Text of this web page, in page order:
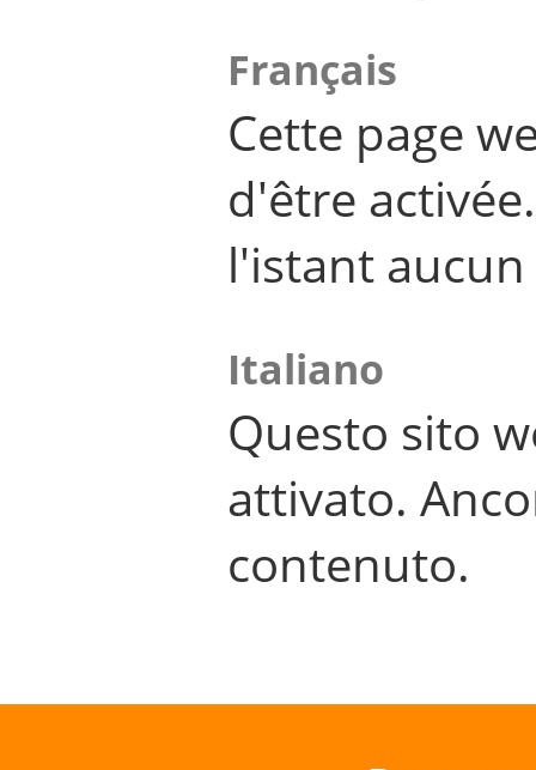
Français
Cette page
d'être
l'istant
Italiano
Questo sito
attivato.
contenuto.